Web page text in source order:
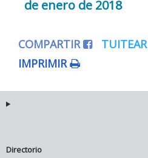
de enero de 2018
COMPARTIR TUITEAR
IMPRIMIR
Directorio